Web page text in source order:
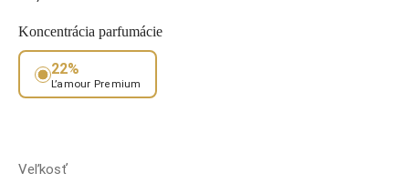
Koncentrácia parfumácie
22%
L’amour Premium
Veľkosť